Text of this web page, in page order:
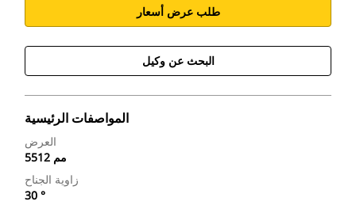
طلب عرض أسعار
البحث عن وكيل
المواصفات الرئيسية
العرض
5512 مم
زاوية الجناح
30 °